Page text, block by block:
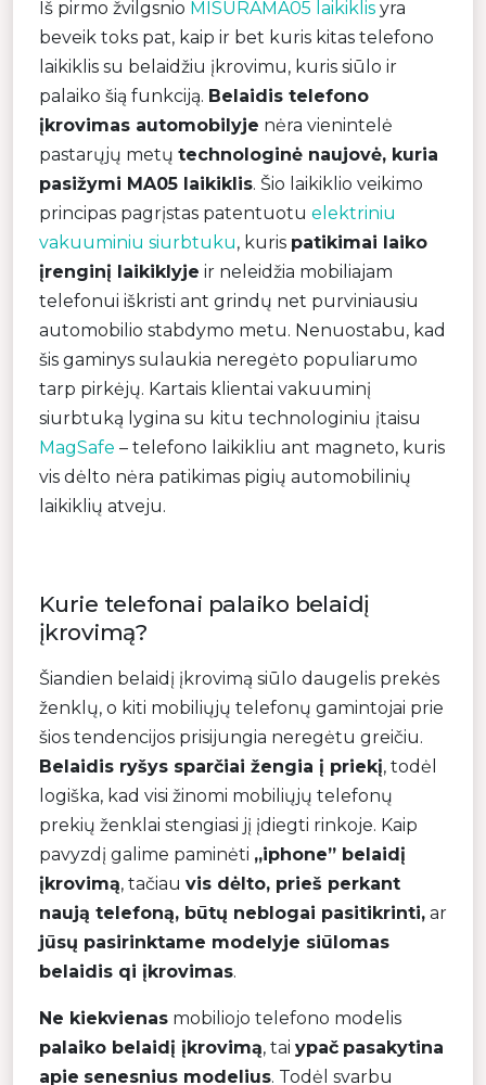
Iš pirmo žvilgsnio MISURAMA05 laikiklis yra
beveik toks pat, kaip ir bet kuris kitas telefono
laikiklis su belaidžiu įkrovimu, kuris siūlo ir
palaiko šią funkciją. Belaidis telefono
įkrovimas automobilyje nėra vienintelė
pastarųjų metų technologinė naujovė, kuria
pasižymi MA05 laikiklis. Šio laikiklio veikimo
principas pagrįstas patentuotu elektriniu
vakuuminiu siurbtuku, kuris patikimai laiko
įrenginį laikiklyje ir neleidžia mobiliajam
telefonui iškristi ant grindų net purviniausiu
automobilio stabdymo metu. Nenuostabu, kad
šis gaminys sulaukia neregėto populiarumo
tarp pirkėjų. Kartais klientai vakuuminį
siurbtuką lygina su kitu technologiniu įtaisu
MagSafe – telefono laikikliu ant magneto, kuris
vis dėlto nėra patikimas pigių automobilinių
laikiklių atveju.
Kurie telefonai palaiko belaidį
įkrovimą?
Šiandien belaidį įkrovimą siūlo daugelis prekės
ženklų, o kiti mobiliųjų telefonų gamintojai prie
šios tendencijos prisijungia neregėtu greičiu.
Belaidis ryšys sparčiai žengia į priekį, todėl
logiška, kad visi žinomi mobiliųjų telefonų
prekių ženklai stengiasi jį įdiegti rinkoje. Kaip
pavyzdį galime paminėti „iphone” belaidį
įkrovimą, tačiau vis dėlto, prieš perkant
naują telefoną, būtų neblogai pasitikrinti, ar
jūsų pasirinktame modelyje siūlomas
belaidis qi įkrovimas.
Ne kiekvienas mobiliojo telefono modelis
palaiko belaidį įkrovimą, tai ypač pasakytina
apie senesnius modelius. Todėl svarbu